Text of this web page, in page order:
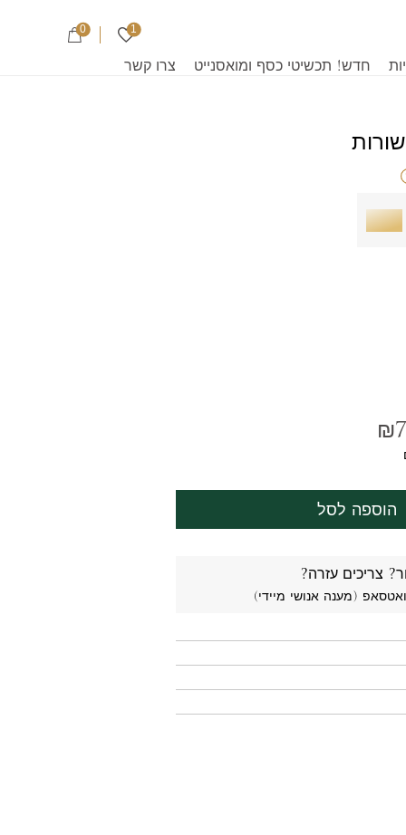
1
0
חדש! תכשיטי כסף ומואסנייט צרו קשר
₪
הוספה לסל
צריכים עזרה?
(מענה אנושי מיידי)